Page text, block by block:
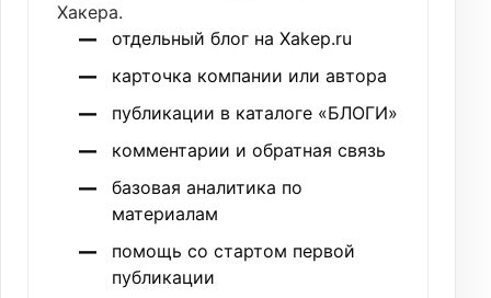
Хакера.
отдельный блог на Xakep.ru
карточка компании или автора
публикации в каталоге «БЛОГИ»
комментарии и обратная связь
базовая аналитика по
материалам
помощь со стартом первой
публикации